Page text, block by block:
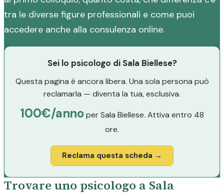
tra le diverse figure professionali e come puoi
accedere anche alla consulenza online.
Sei lo psicologo di Sala Biellese?
Questa pagina è ancora libera. Una sola persona può
reclamarla — diventa la tua, esclusiva.
100€/annoper Sala Biellese. Attiva entro 48
ore.
Reclama questa scheda →
Trovare uno psicologo a Sala